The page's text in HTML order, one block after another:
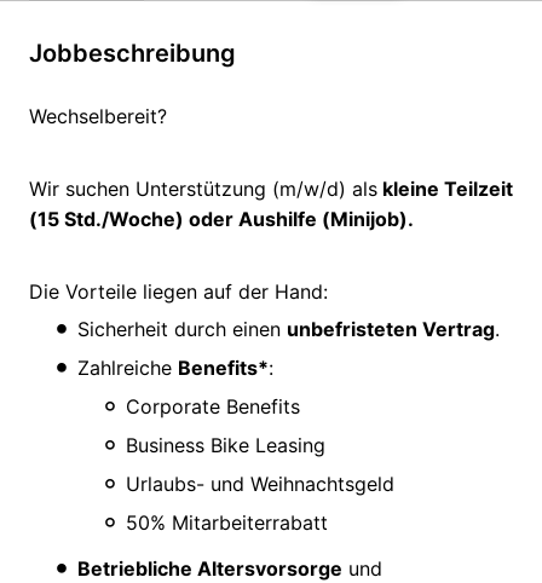
Jobbeschreibung
Wechselbereit?
Wir suchen Unterstützung (m/w/d) als kleine Teilzeit
(15 Std./Woche) oder Aushilfe (Minijob).
Die Vorteile liegen auf der Hand:
Sicherheit durch einen unbefristeten Vertrag.
Zahlreiche Benefits*:
Corporate Benefits
Business Bike Leasing
Urlaubs- und Weihnachtsgeld
50% Mitarbeiterrabatt
Betriebliche Altersvorsorge und